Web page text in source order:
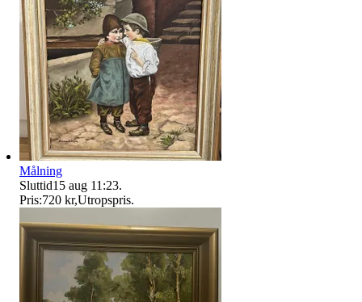
Målning
Sluttid15 aug 11:23.
Pris:720 kr,Utropspris.